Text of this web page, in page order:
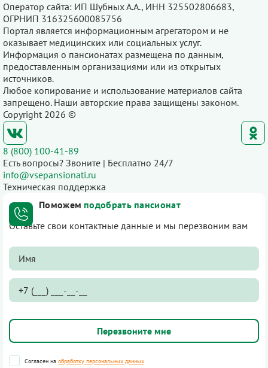
Оператор сайта: ИП Шубных А.А., ИНН 325502806683,
ОГРНИП 316325600085756
Портал является информационным агрегатором и не
оказывает медицинских или социальных услуг.
Информация о пансионатах размещена по данным,
предоставленным организациями или из открытых
источников.
Любое копирование и использование материалов сайта
запрещено. Наши авторские права защищены законом.
Copyright 2026 ©
8 (800) 100-41-89
Есть вопросы? Звоните | Бесплатно 24/7
info@vsepansionati.ru
Техническая поддержка
Поможем подобрать пансионат
Оставьте свои контактные данные и мы перезвоним вам
Согласен на обработку персональных данных